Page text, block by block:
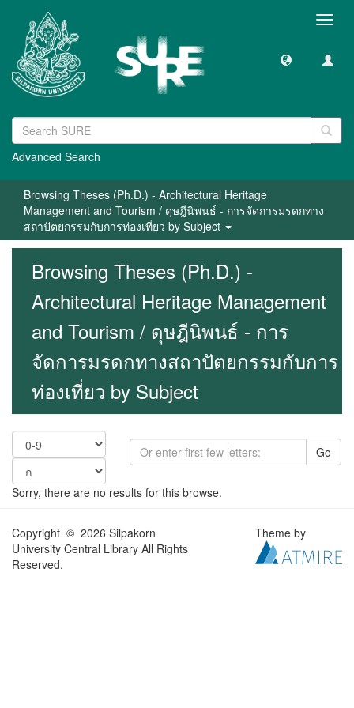
Advanced Search
Browsing Theses (Ph.D.) - Architectural Heritage
Management and Tourism / ดุษฎีนิพนธ์ - การจัดการมรดกทาง
สถาปัตยกรรมกับการท่องเที่ยว by Subject
Browsing Theses (Ph.D.) -
Architectural Heritage Management
and Tourism / ดุษฎีนิพนธ์ - การ
จัดการมรดกทางสถาปัตยกรรมกับการ
ท่องเที่ยว by Subject
Go
Sorry, there are no results for this browse.
Copyright © 2026 Silpakorn
University Central Library All Rights
Reserved.
Theme by